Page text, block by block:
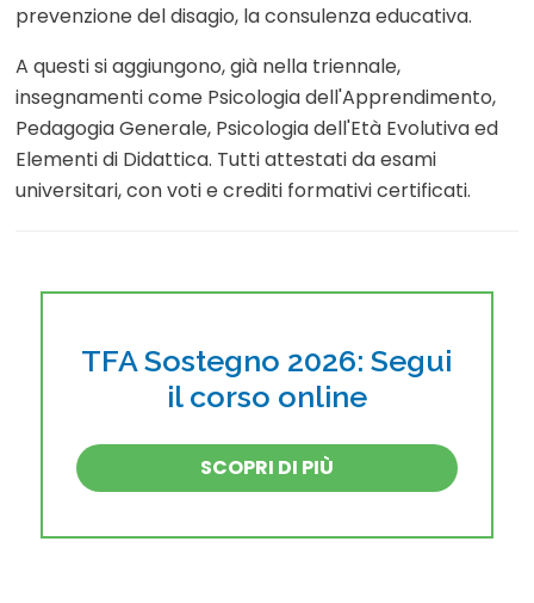
prevenzione del disagio, la consulenza educativa.
A questi si aggiungono, già nella triennale,
insegnamenti come Psicologia dell'Apprendimento,
Pedagogia Generale, Psicologia dell'Età Evolutiva ed
Elementi di Didattica. Tutti attestati da esami
universitari, con voti e crediti formativi certificati.
TFA Sostegno 2026: Segui
il corso online
SCOPRI DI PIÙ